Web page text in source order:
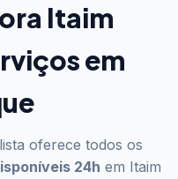
Itaim
em
oferece todos os
24h em Itaim